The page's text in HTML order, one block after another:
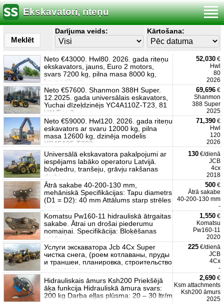
Ekskavatori, riteņu
Meklēt
Darījuma veids: Kārtošana:
Neto €43000. Hwl80. 2026. gada riteņu
ekskavators, jauns, Euro 2 motors,
svars 7200 kg, pilna masa 8000 kg,
kausa tilpum
52,030 €
Hwl
80
2026
Neto €57600. Shanmon 388H Super.
12.2025. gada universālais eskavators,
Yuchai dīzeļdzinējs YC4A110Z-T23, 81
kW Tier 2,
69,696 €
Shanmon
388 Super
2025
Neto €59000. Hwl120. 2026. gada riteņu
eskavators ar svaru 12000 kg, pilna
masa 12600 kg, dzinēja modelis
YC4FA85-T300,
71,390 €
Hwl
120
2026
Universālā ekskavatora pakalpojumi ar
iespējams labāko operatoru Latvijā.
būvbedru, tranšeju, grāvju rakšanas
darbi.
130 €/dienā
JCB
4cx
2018
Ātrā sakabe 40-200-130 mm,
mehāniskā Specifikācijas: Tapu diametrs
(D1 = D2): 40 mm Attālums starp strēles
tapu
500 €
Ātrā sakabe
40-200-130 mm
-
Komatsu Pw160-11 hidrauliskā ātrgaitas
sakabe. Ātrai un drošai piederumu
nomaiņai. Specifikācija: Bloķēšanas
veids:
1,550 €
Komatsu
Pw160-11
2020
Услуги экскаватора Jcb 4Cx Super
чистка снега, (роем котлаваны, пруды
и траншеи, планировка, строительство
и ремонт доро
225 €/dienā
JCB
4Cx
-
Hidrauliskais āmurs Ksh200 Priekšējā
āķa funkcija Hidrauliskā āmura svars:
200 kg Darba eļļas plūsma: 20 – 30 ltr/m
2,690 €
Ksm attachments
Ksh200 āmurs
2025